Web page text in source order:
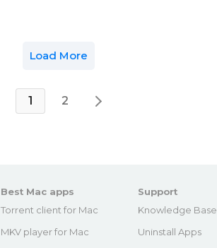
Load More
1 2
Best Mac apps
Torrent client for Mac
MKV player for Mac
Support
Knowledge Base
Uninstall Apps